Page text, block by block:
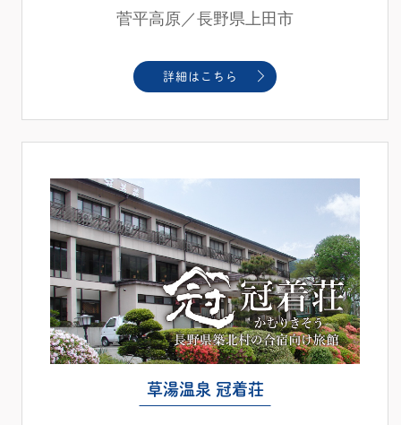
菅平高原／長野県上田市
詳細はこちら
草湯温泉 冠着荘